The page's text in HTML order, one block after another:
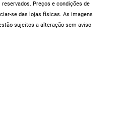
Preços e condições de
se das lojas físicas. As imagens
sujeitos a alteração sem aviso